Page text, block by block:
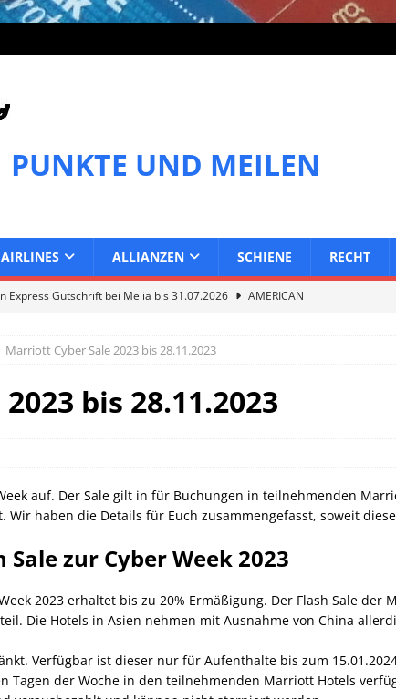
UND MEILEN
AIRLINES ALLIANZEN SCHIENE RECHT
Express Gutschrift bei Melia bis 31.07.2026
AMERICAN
Express Gutschrift bei IHG bis 27.07.2026
50 bis Ende Juli 2026
Marriott Cyber Sale 2023 bis 28.11.2023
bis 28.11.2023
auf. Der Sale gilt in für Buchungen in teilnehmenden
Wir haben die Details für Euch zusammengefasst, soweit
zur Cyber Week 2023
2023 erhaltet bis zu 20% Ermäßigung. Der Flash Sale der
Die Hotels in Asien nehmen mit Ausnahme von China
Verfügbar ist dieser nur für Aufenthalte bis zum
Tagen der Woche in den teilnehmenden Marriott Hotels